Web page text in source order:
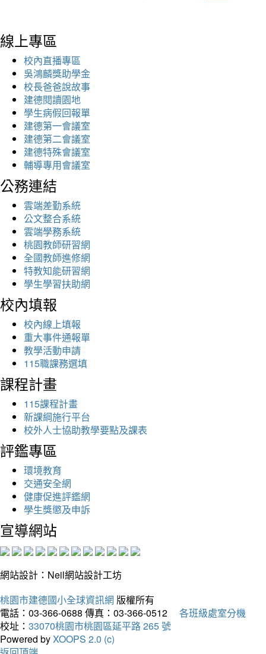
線上專區
校內直播專區
吳鴻麟獎助學金
校長爸爸說故事
建德閱讀園地
學生病假回報單
建德第一會議室
建德第二會議室
建德特殊會議室
輔導專用會議室
公務連結
雲端差勤系統
公文整合系統
雲端學務系統
桃園教師研習網
全國教師進修網
特教知能研習網
學生學習扶助網
校內填報
校內線上填報
重大事件通報單
教學活動申請
115職課務選填
課程計畫
115課程計畫
新課綱施行平台
校外人士協助教學要點及課表
評鑑專區
環境教育
交通安全網
健康促進評鑑網
學生獎懲及申訴
宣導網站
網站設計：Neil網站設計工坊
桃園市建德國小全球資訊網 版權所有
電話：03-366-0688 傳真：03-366-0512
各班級處室分機
校址： 33070桃園市桃園區延平路 265 號
Powered byXOOPS 2.0 (c)